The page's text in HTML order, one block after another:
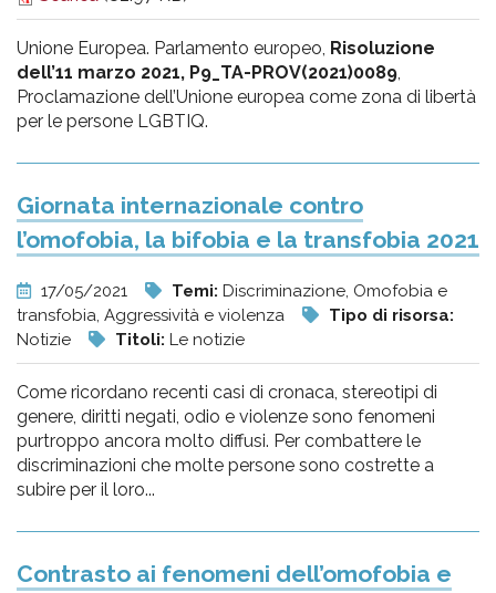
Unione Europea. Parlamento europeo, Risoluzione
dell’11 marzo 2021, P9_TA-PROV(2021)0089,
Proclamazione dell’Unione europea come zona di libertà
per le persone LGBTIQ.
Giornata internazionale contro
l’omofobia, la bifobia e la transfobia 2021
17/05/2021 Temi: Discriminazione, Omofobia e
transfobia, Aggressività e violenza
Tipo di risorsa:
Notizie
Titoli: Le notizie
Come ricordano recenti casi di cronaca, stereotipi di
genere, diritti negati, odio e violenze sono fenomeni
purtroppo ancora molto diffusi. Per combattere le
discriminazioni che molte persone sono costrette a
subire per il loro...
Contrasto ai fenomeni dell’omofobia e